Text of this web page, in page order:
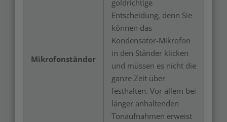
Mikrofonständer
goldrichtige
Entscheidung, denn Sie
können das
Kondensator-Mikrofon
in den Ständer klicken
und müssen es nicht die
ganze Zeit über
festhalten. Vor allem bei
länger anhaltenden
Tonaufnahmen erweist